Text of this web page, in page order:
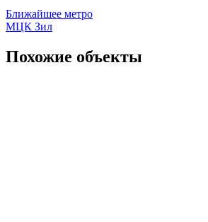
Ближайшее метро
МЦК Зил
Похожие объекты